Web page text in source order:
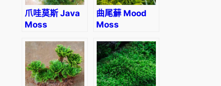
爪哇莫斯 Java
Moss
barbieri)
曲尾蘚 Mood
Moss
Scoparium)